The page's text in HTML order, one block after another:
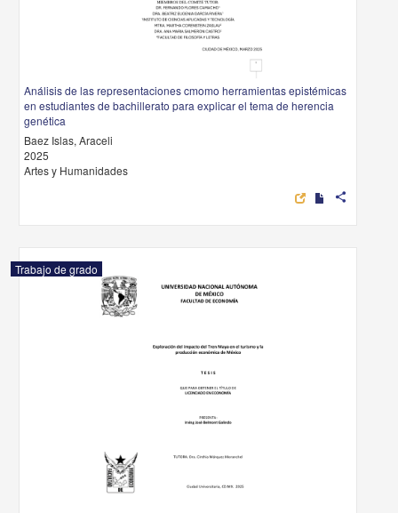
Análisis de las representaciones cmomo herramientas epistémicas
en estudiantes de bachillerato para explicar el tema de herencia
genética
Baez Islas, Araceli
2025
Artes y Humanidades
share
Trabajo de grado